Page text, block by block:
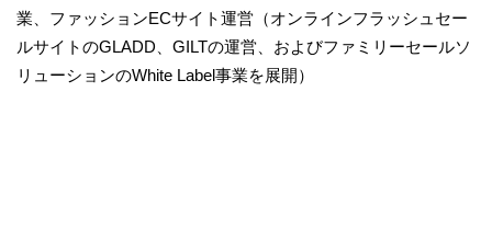
業、ファッションECサイト運営（オンラインフラッシュセー
ルサイトのGLADD、GILTの運営、およびファミリーセールソ
リューションのWhite Label事業を展開）